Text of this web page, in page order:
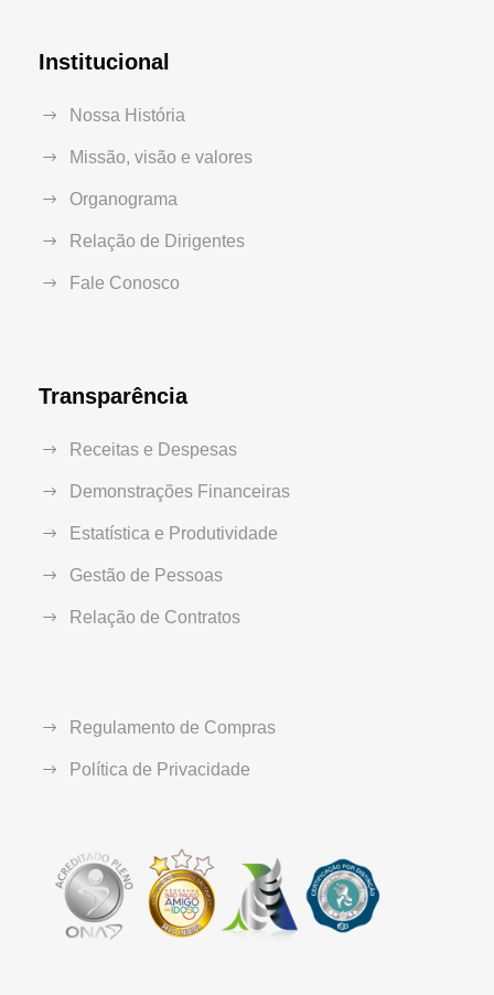
Institucional
Nossa História
Missão, visão e valores
Organograma
Relação de Dirigentes
Fale Conosco
Transparência
Receitas e Despesas
Demonstrações Financeiras
Estatística e Produtividade
Gestão de Pessoas
Relação de Contratos
Regulamento de Compras
Política de Privacidade